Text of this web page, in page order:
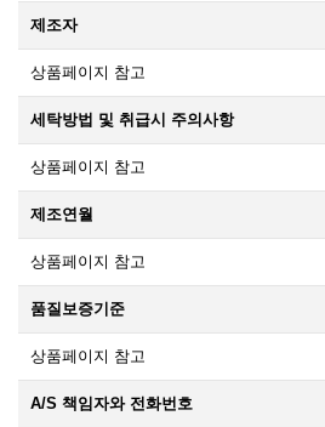
제조자
상품페이지 참고
세탁방법 및 취급시 주의사항
상품페이지 참고
제조연월
상품페이지 참고
품질보증기준
상품페이지 참고
A/S 책임자와 전화번호